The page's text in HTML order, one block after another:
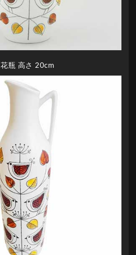
花瓶 高さ 20cm